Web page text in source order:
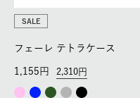
SALE
フェーレ テトラケース
2,310
1,155